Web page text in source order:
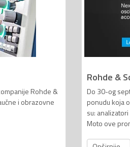
Rohde &
i obrazovne
Rohde &
Do 30-og
ponudu koja
su:
Moto ove